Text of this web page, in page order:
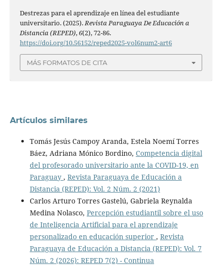
Destrezas para el aprendizaje en línea del estudiante
universitario. (2025).Revista Paraguaya De Educación a
Distancia (REPED),6(2), 72-86.
https://doi.org/10.56152/reped2025-vol6num2-art6
MÁS FORMATOS DE CITA
Artículos similares
Tomás Jesús Campoy Aranda, Estela Noemí Torres
Báez, Adriana Mónico Bordino, Competencia digital
del profesorado universitario ante la COVID-19, en
Paraguay , Revista Paraguaya de Educación a
Distancia (REPED): Vol. 2 Núm. 2 (2021)
Carlos Arturo Torres Gastelú, Gabriela Reynalda
Medina Nolasco, Percepción estudiantil sobre el uso
de Inteligencia Artificial para el aprendizaje
personalizado en educación superior , Revista
Paraguaya de Educación a Distancia (REPED): Vol. 7
Núm. 2 (2026): REPED 7(2) - Continua